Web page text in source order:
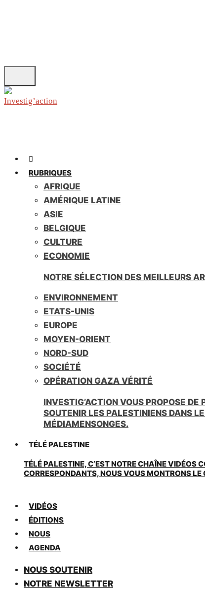
RUBRIQUES
AFRIQUE
AMÉRIQUE LATINE
ASIE
BELGIQUE
CULTURE
ECONOMIE
NOTRE SÉLECTION DES MEILLEURS
ENVIRONNEMENT
ETATS-UNIS
EUROPE
MOYEN-ORIENT
NORD-SUD
SOCIÉTÉ
OPÉRATION GAZA VÉRITÉ
INVESTIG’ACTION VOUS PROPOSE
SOUTENIR LES PALESTINIENS DANS
MÉDIAMENSONGES.
TÉLÉ PALESTINE
TÉLÉ PALESTINE, C’EST NOTRE CHAÎNE VIDÉOS
CORRESPONDANTS, NOUS VOUS MONTRONS LE
VIDÉOS
ÉDITIONS
NOUS
AGENDA
NOUS SOUTENIR
NOTRE NEWSLETTER